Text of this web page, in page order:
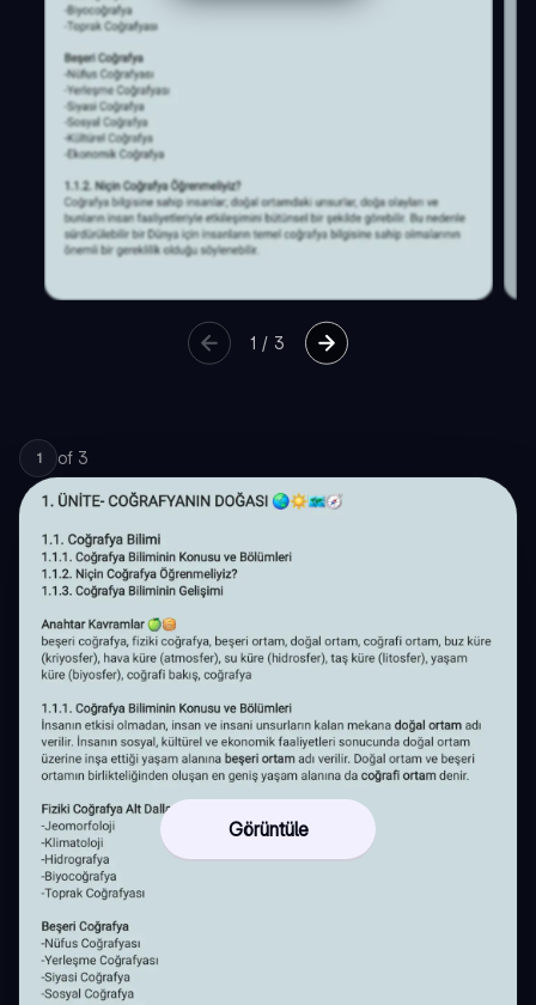
1 / 3
1 of 3
Görüntüle